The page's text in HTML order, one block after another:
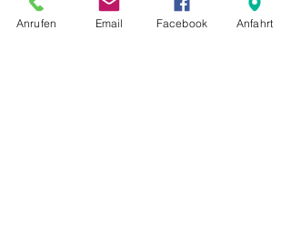
Anrufen Email Facebook Anfahrt